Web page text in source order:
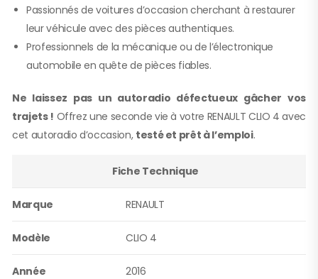
Passionnés de voitures d’occasion cherchant à restaurer
leur véhicule avec des pièces authentiques.
Professionnels de la mécanique ou de l’électronique
automobile en quête de pièces fiables.
Ne laissez pas un autoradio défectueux gâcher vos
trajets ! Offrez une seconde vie à votre RENAULT CLIO 4 avec
cet autoradio d’occasion, testé et prêt à l’emploi.
Fiche Technique
Marque RENAULT
Modèle CLIO 4
Année 2016